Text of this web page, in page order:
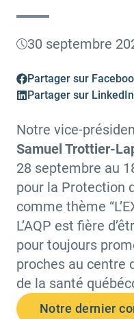
30 septembre
Partager sur
Partager sur LinkedIn
Notre vice-
Samuel Trottier-
28 septembre au
pour la Protection
comme thème
L’AQP est fière
pour toujours
proches au centre
de la santé
Notre dernier